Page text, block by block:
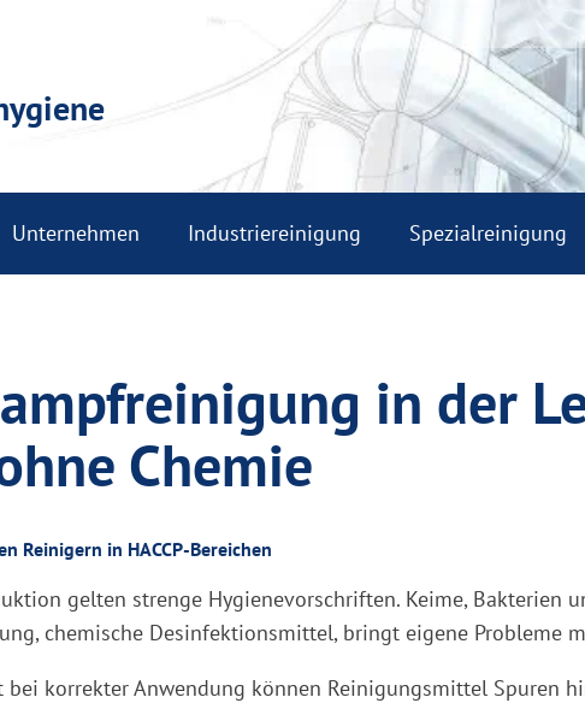
Unternehmen Industriereinigung Spezialreinigung
in der
Chemie
Reinigern in HACCP-Bereichen
gelten strenge Hygienevorschriften. Keime, Bakterien
chemische Desinfektionsmittel, bringt eigene Probleme
bei korrekter Anwendung können Reinigungsmittel Spuren